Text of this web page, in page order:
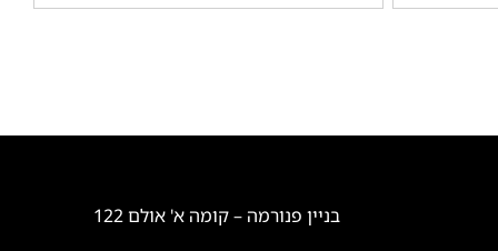
בניין פנורמה – קומה א' אולם 122